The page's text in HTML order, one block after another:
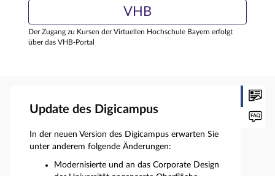
VHB
Der Zugang zu Kursen der Virtuellen Hochschule Bayern erfolgt
über das VHB-Portal
Update des Digicampus
In der neuen Version des Digicampus erwarten Sie
unter anderem folgende Änderungen:
Modernisierte und an das Corporate Design